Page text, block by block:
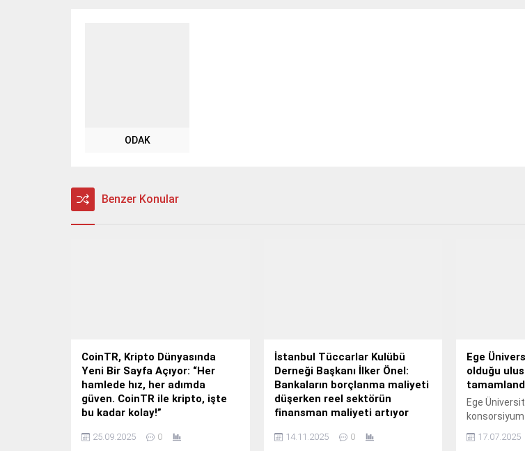
ODAK
Benzer Konular
CoinTR, Kripto Dünyasında
Yeni Bir Sayfa Açıyor: “Her
hamlede hız, her adımda
güven. CoinTR ile kripto, işte
bu kadar kolay!”
Türkiye’nin önde gelen kripto para
borsası CoinTR, markalaşma
25.09.2025 0
İstanbul Tüccarlar Kulübü
Derneği Başkanı İlker Önel:
Bankaların borçlanma maliyeti
düşerken reel sektörün
finansman maliyeti artıyor
İstanbul Tüccarlar Kulübü Derneği
Başkanı İlker Önel, reel sektör
14.11.2025 0
Ege
olduğu
Ege
uluslararası
tamamlandı.
17.07.2025